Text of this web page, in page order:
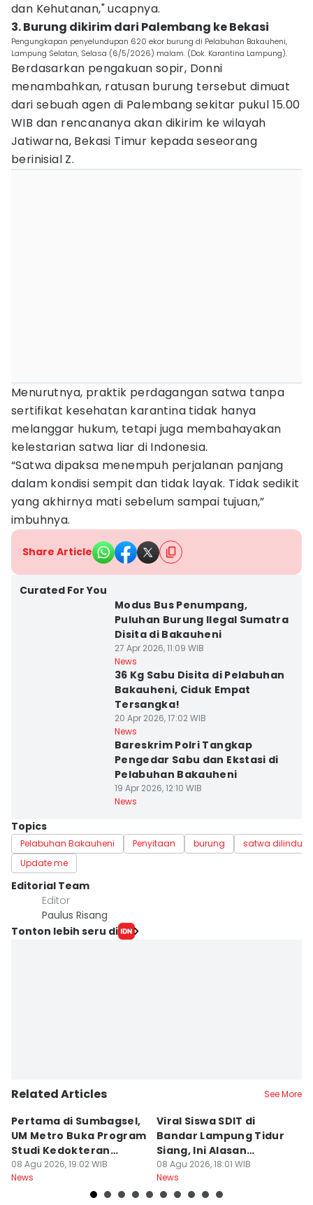
dan Kehutanan," ucapnya.
3. Burung dikirim dari Palembang ke Bekasi
Pengungkapan penyelundupan 620 ekor burung di Pelabuhan Bakauheni,
Lampung Selatan, Selasa (6/5/2026) malam. (Dok. Karantina Lampung).
Berdasarkan pengakuan sopir, Donni
menambahkan, ratusan burung tersebut dimuat
dari sebuah agen di Palembang sekitar pukul 15.00
WIB dan rencananya akan dikirim ke wilayah
Jatiwarna, Bekasi Timur kepada seseorang
berinisial Z.
Menurutnya, praktik perdagangan satwa tanpa
sertifikat kesehatan karantina tidak hanya
melanggar hukum, tetapi juga membahayakan
kelestarian satwa liar di Indonesia.
“Satwa dipaksa menempuh perjalanan panjang
dalam kondisi sempit dan tidak layak. Tidak sedikit
yang akhirnya mati sebelum sampai tujuan,”
imbuhnya.
Share Article
Curated For You
Modus Bus Penumpang,
Puluhan Burung Ilegal Sumatra
Disita di Bakauheni
27 Apr 2026, 11:09 WIB
News
36 Kg Sabu Disita di Pelabuhan
Bakauheni, Ciduk Empat
Tersangka!
20 Apr 2026, 17:02 WIB
News
Bareskrim Polri Tangkap
Pengedar Sabu dan Ekstasi di
Pelabuhan Bakauheni
19 Apr 2026, 12:10 WIB
News
Topics
Pelabuhan Bakauheni Penyitaan burung
satwa
Update me
Editorial Team
Editor
Paulus Risang
Tonton lebih seru di
Related Articles See More
Pertama di Sumbagsel,
UM Metro Buka Program
Studi Kedokteran
Hewan
08 Agu 2026, 19:02 WIB
News
Viral Siswa SDIT di
Bandar Lampung Tidur
Siang, Ini Alasan
Sekolah
08 Agu 2026, 18:01 WIB
News